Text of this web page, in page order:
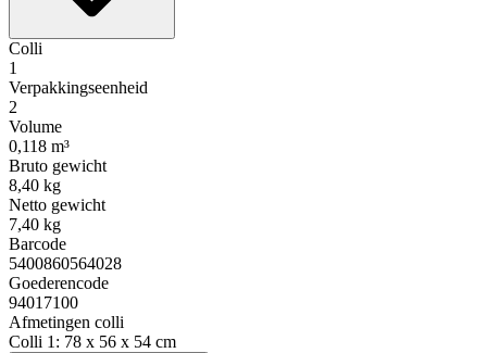
Colli
1
Verpakkingseenheid
2
Volume
0,118 m³
Bruto gewicht
8,40 kg
Netto gewicht
7,40 kg
Barcode
5400860564028
Goederencode
94017100
Afmetingen colli
Colli 1: 78 x 56 x 54 cm